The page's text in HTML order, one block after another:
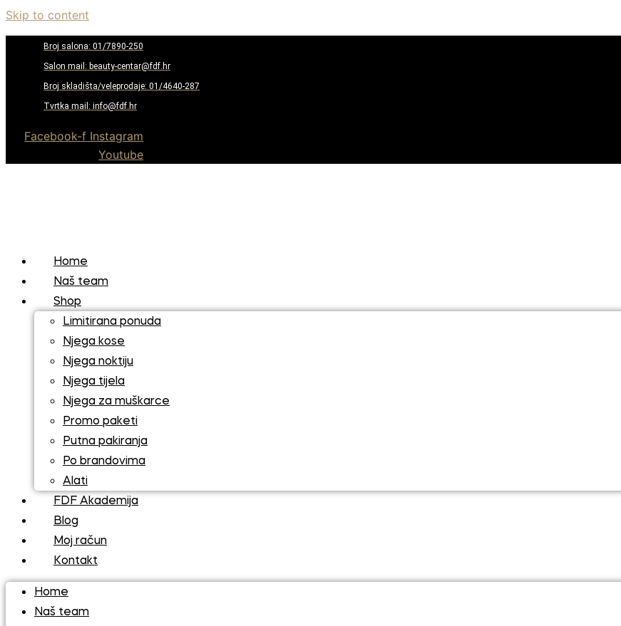
Skip to content
Broj salona: 01/7890-250
Salon mail: beauty-centar@fdf.hr
Broj skladišta/veleprodaje: 01/4640-287
Tvrtka mail: info@fdf.hr
Facebook-f Instagram
Youtube
Home
Naš team
Shop
Limitirana ponuda
Njega kose
Njega noktiju
Njega tijela
Njega za muškarce
Promo paketi
Putna pakiranja
Po brandovima
Alati
FDF Akademija
Blog
Moj račun
Kontakt
Home
Naš team